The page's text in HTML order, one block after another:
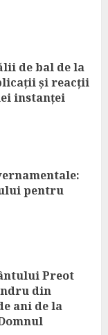
de bal de la
și reacții
instanței
pentru
Preot
din
ani de la